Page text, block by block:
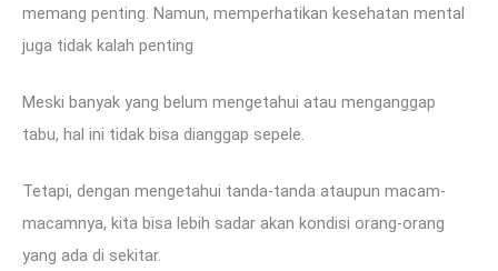
memang penting. Namun, memperhatikan kesehatan mental
juga tidak kalah penting
Meski banyak yang belum mengetahui atau menganggap
tabu, hal ini tidak bisa dianggap sepele.
Tetapi, dengan mengetahui tanda-tanda ataupun macam-
macamnya, kita bisa lebih sadar akan kondisi orang-orang
yang ada di sekitar.